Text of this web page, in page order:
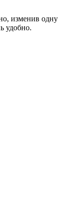
изменив одну
удобно.